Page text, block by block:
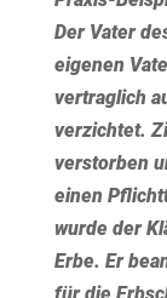
Der Vater
eigenen
vertraglich
verzichtet.
verstorben
einen
wurde der
Erbe. Er